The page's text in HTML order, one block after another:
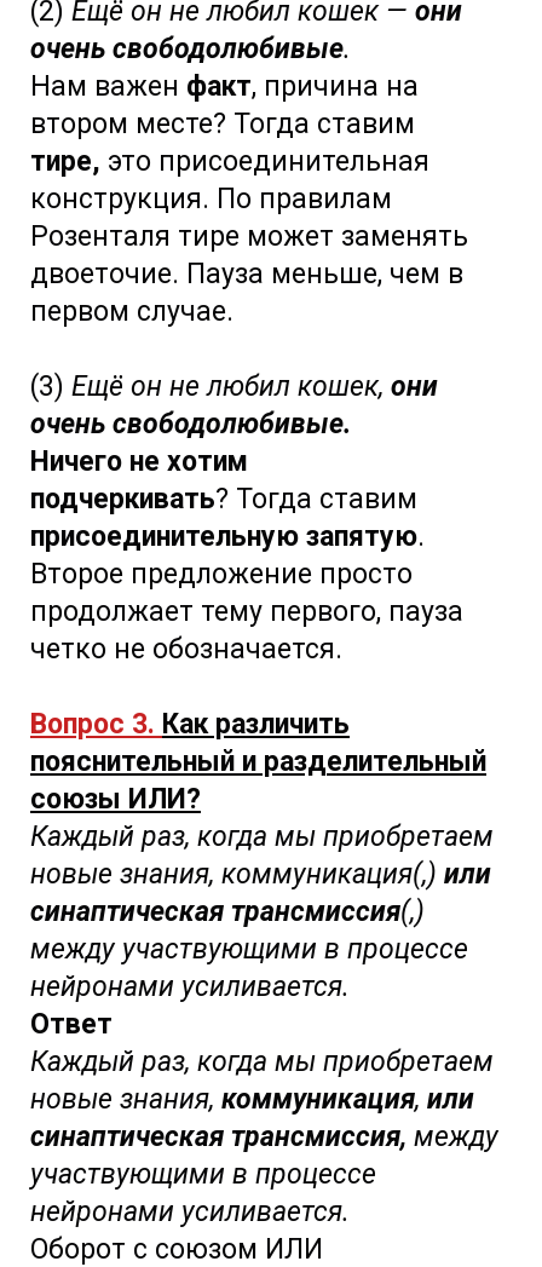
(2) Ещё он не любил кошек — они
очень свободолюбивые.
Нам важен факт, причина на
втором месте? Тогда ставим
тире, это присоединительная
конструкция. По правилам
Розенталя тире может заменять
двоеточие. Пауза меньше, чем в
первом случае.
(3) Ещё он не любил кошек, они
очень свободолюбивые.
Ничего не хотим
подчеркивать? Тогда ставим
присоединительную запятую.
Второе предложение просто
продолжает тему первого, пауза
четко не обозначается.
Вопрос 3. Как различить
пояснительный и разделительный
союзы ИЛИ?
Каждый раз, когда мы приобретаем
новые знания, коммуникация(,) или
синаптическая трансмиссия(,)
между участвующими в процессе
нейронами усиливается.
Ответ
Каждый раз, когда мы приобретаем
новые знания, коммуникация, или
синаптическая трансмиссия, между
участвующими в процессе
нейронами усиливается.
Оборот с союзом ИЛИ